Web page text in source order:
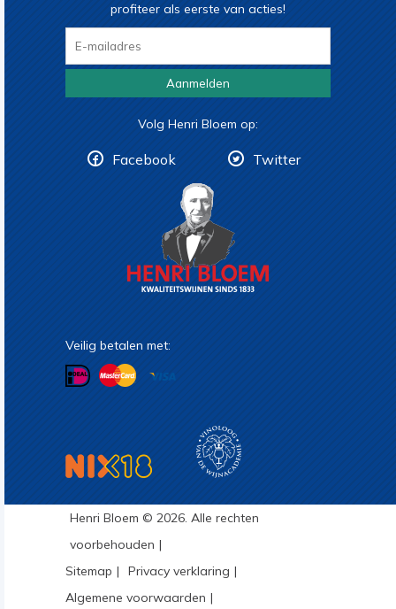
profiteer als eerste van acties!
Aanmelden
Volg Henri Bloem op:
Facebook Twitter
Veilig betalen met:
Henri Bloem © 2026. Alle rechten
voorbehouden
Sitemap
Privacy verklaring
Algemene voorwaarden